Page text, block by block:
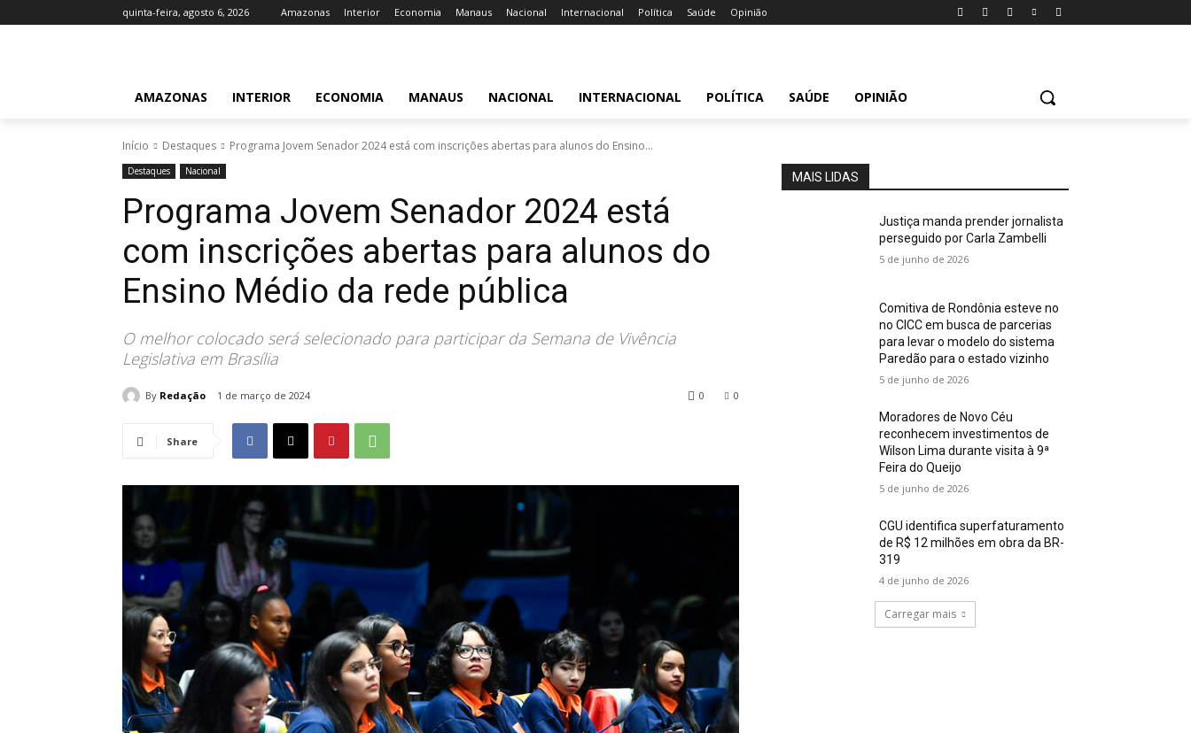
quinta-feira, agosto 6, 2026 Amazonas Interior Economia Manaus Nacional Internacional Política Saúde Opinião
AMAZONAS INTERIOR ECONOMIA MANAUS NACIONAL INTERNACIONAL POLÍTICA SAÚDE OPINIÃO
Início Destaques Programa Jovem Senador 2024 está com inscrições abertas para alunos do Ensino...
Destaques Nacional
Programa Jovem Senador 2024 está
com inscrições abertas para alunos do
Ensino Médio da rede pública
O melhor colocado será selecionado para participar da Semana de Vivência
Legislativa em Brasília
By Redação 1 de março de 2024 0
0
Share
MAIS LIDAS
Justiça manda prender jornalista
perseguido por Carla Zambelli
5 de junho de 2026
Comitiva de Rondônia esteve no
no CICC em busca de parcerias
para levar o modelo do sistema
Paredão para o estado vizinho
5 de junho de 2026
Moradores de Novo Céu
reconhecem investimentos de
Wilson Lima durante visita à 9ª
Feira do Queijo
5 de junho de 2026
CGU identifica superfaturamento
de R$ 12 milhões em obra da BR-
319
4 de junho de 2026
Carregar mais